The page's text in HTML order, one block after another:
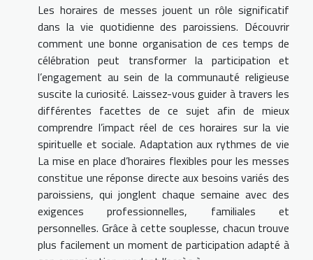
Les horaires de messes jouent un rôle significatif
dans la vie quotidienne des paroissiens. Découvrir
comment une bonne organisation de ces temps de
célébration peut transformer la participation et
l’engagement au sein de la communauté religieuse
suscite la curiosité. Laissez-vous guider à travers les
différentes facettes de ce sujet afin de mieux
comprendre l’impact réel de ces horaires sur la vie
spirituelle et sociale. Adaptation aux rythmes de vie
La mise en place d’horaires flexibles pour les messes
constitue une réponse directe aux besoins variés des
paroissiens, qui jonglent chaque semaine avec des
exigences professionnelles, familiales et
personnelles. Grâce à cette souplesse, chacun trouve
plus facilement un moment de participation adapté à